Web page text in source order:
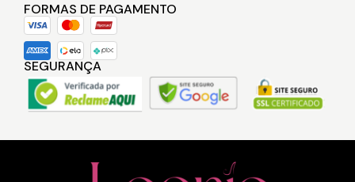
FORMAS DE PAGAMENTO
SEGURANÇA